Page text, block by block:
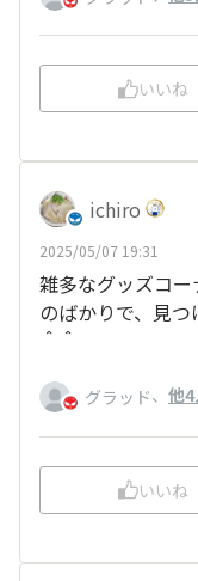
いいね
ichiro
2025/05/07 19:31
雑多なグッズコ
のばかりで、見
＾＾
グラッド、 他
いいね